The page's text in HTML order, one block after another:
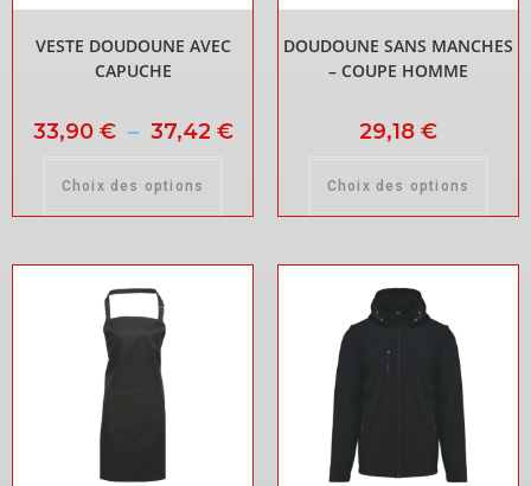
VESTE DOUDOUNE AVEC
CAPUCHE
33,90 € – 37,42 €
Choix des options
DOUDOUNE SANS MANCHES
– COUPE HOMME
29,18 €
Choix des options